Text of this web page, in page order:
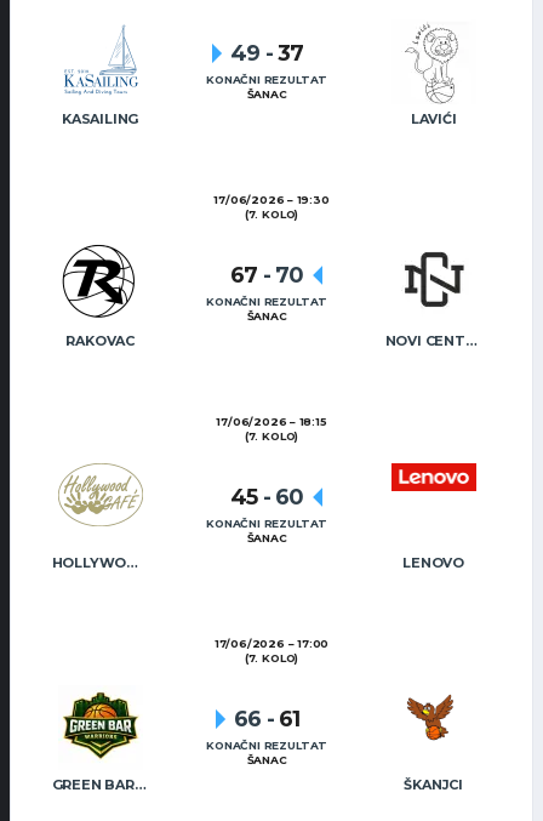
KASAILING LAVIĆI
49 -37
KONAČNI REZULTAT
ŠANAC
17/06/2026
19:30
(7. KOLO)
RAKOVAC NOVI CENTAR
67 - 70
KONAČNI REZULTAT
ŠANAC
17/06/2026
18:15
(7. KOLO)
HOLLYWOOD CAFÉ LENOVO
45 - 60
KONAČNI REZULTAT
ŠANAC
17/06/2026
17:00
(7. KOLO)
GREEN BAR WARRIORS ŠKANJCI
66 - 61
KONAČNI REZULTAT
ŠANAC